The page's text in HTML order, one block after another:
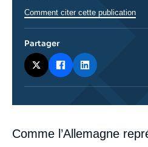
Corps
analyses
Comme l’Allemagne
Comment citer cette publication
Partager